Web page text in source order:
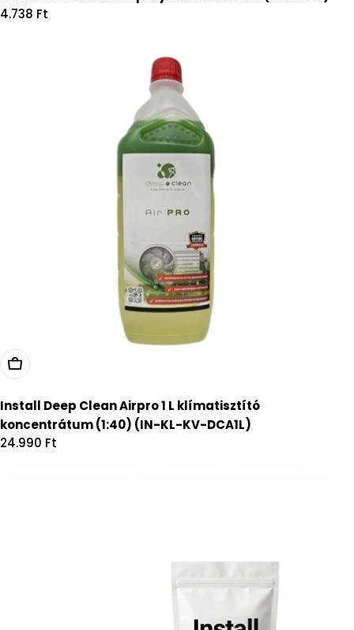
Regular
4.738 Ft
Kosárba
Install Deep Clean Airpro 1 L klímatisztító
koncentrátum (1:40) (IN-KL-KV-DCA1L)
Regular
24.990 Ft